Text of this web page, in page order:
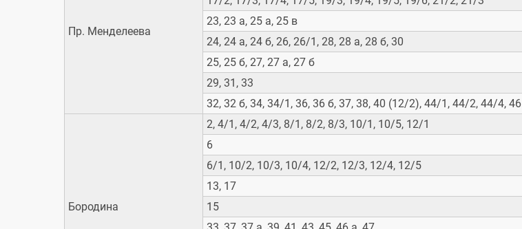
Пр. Менделеева
23, 23 а, 25 а, 25 в
24, 24 а, 24 б, 26, 26/1, 28, 28 а, 28 б, 30
25, 25 б, 27, 27 а, 27 б
29, 31, 33
32, 32 б, 34, 34/1, 36, 36 б, 37, 38, 40 (12/2), 44/1, 44/2, 44/4, 46
Бородина
2, 4/1, 4/2, 4/3, 8/1, 8/2, 8/3, 10/1, 10/5, 12/1
6
6/1, 10/2, 10/3, 10/4, 12/2, 12/3, 12/4, 12/5
13, 17
15